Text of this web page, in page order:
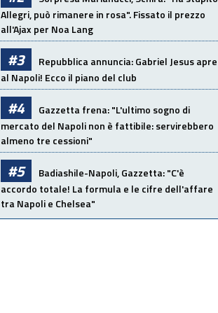
Allegri, può rimanere in rosa". Fissato il prezzo
all'Ajax per Noa Lang
#3
Repubblica annuncia: Gabriel Jesus apre
al Napoli! Ecco il piano del club
#4
Gazzetta frena: "L'ultimo sogno di
mercato del Napoli non è fattibile: servirebbero
almeno tre cessioni"
#5
Badiashile-Napoli, Gazzetta: "C'è
accordo totale! La formula e le cifre dell'affare
tra Napoli e Chelsea"